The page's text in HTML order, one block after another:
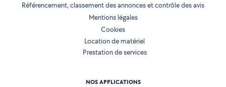
Référencement, classement des annonces et contrôle des avis
Mentions légales
Cookies
Location de matériel
Prestation de services
NOS APPLICATIONS